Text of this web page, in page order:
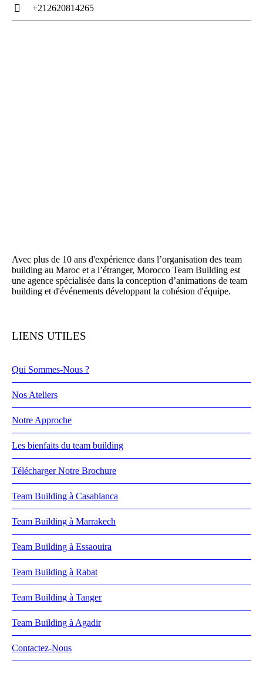
+212620814265
Avec plus de 10 ans d'expérience dans l’organisation des team
building au Maroc et a l’étranger, Morocco Team Building est
une agence spécialisée dans la conception d’animations de team
building et d'événements développant la cohésion d'équipe.
LIENS UTILES
Qui Sommes-Nous ?
Nos Ateliers
Notre Approche
Les bienfaits du team building
Télécharger Notre Brochure
Team Building à Casablanca
Team Building à Marrakech
Team Building à Essaouira
Team Building à Rabat
Team Building à Tanger
Team Building à Agadir
Contactez-Nous